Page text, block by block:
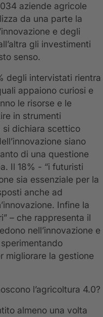
aziende agricole
da una parte la
e degli
gli investimenti
senso.
degli intervistati rientra
appaiono curiosi e
le risorse e le
in strumenti
si dichiara scettico
siano
di una questione
Il 18% - “i futuristi
sia essenziale per la
anche ad
Infine la
– che rappresenta il
nell’innovazione e
migliorare la gestione
l’agricoltura 4.0?
almeno una volta